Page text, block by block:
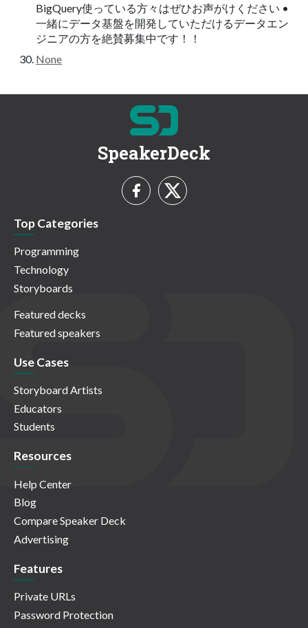
BigQuery使っている方々はぜひお声がけください •
一緒にデータ基盤を開発していただけるデータエン
ジニアの方を絶賛募集中です！！
None
SpeakerDeck
Top Categories
Programming
Technology
Storyboards
Featured decks
Featured speakers
Use Cases
Storyboard Artists
Educators
Students
Resources
Help Center
Blog
Compare Speaker Deck
Advertising
Features
Private URLs
Password Protection